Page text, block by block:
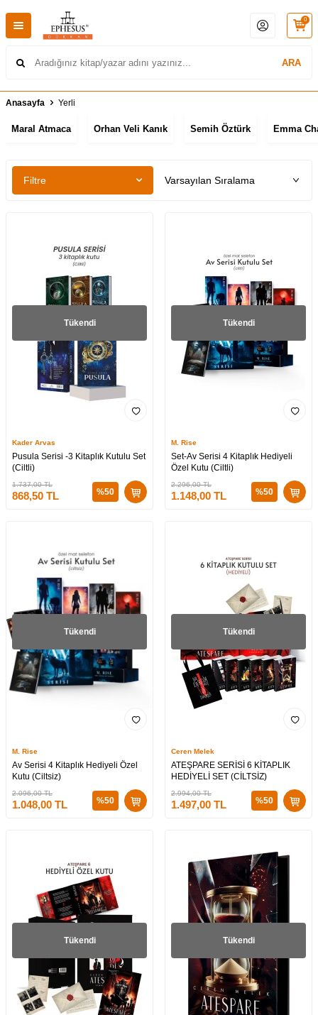
ARA
0
Anasayfa Yerli
Maral Atmaca Orhan Veli Kanık Semih Öztürk Emma
Filtre
Tükendi
Kader Arvas
Pusula Serisi -3 Kitaplık Kutulu Set
(Ciltli)
1.737,00TL
868,50 TL %50
Tükendi
M. Rise
Set-Av Serisi 4 Kitaplık Hediyeli
Özel Kutu (Ciltli)
2.296,00TL
1.148,00 TL %50
Tükendi
M. Rise
Av Serisi 4 Kitaplık Hediyeli Özel
Kutu (Ciltsiz)
2.096,00TL
1.048,00 TL %50
Tükendi
Ceren Melek
ATEŞPARE SERİSİ 6 KİTAPLIK
HEDİYELİ SET (CİLTSİZ)
2.994,00TL
1.497,00 TL %50
Tükendi Tükendi